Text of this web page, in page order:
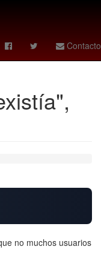
Contacto
no muchos usuarios